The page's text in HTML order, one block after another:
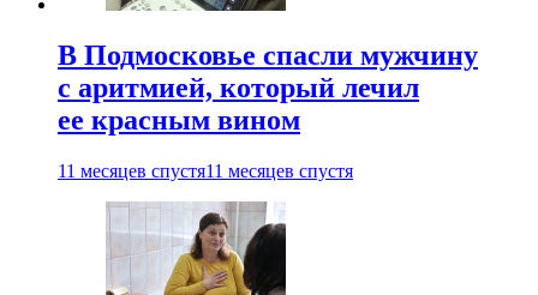
В Подмосковье спасли мужчину
с аритмией, который лечил
ее красным вином
11 месяцев спустя11 месяцев спустя